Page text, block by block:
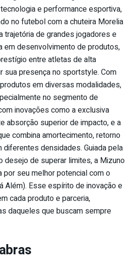
e performance esportiva,
no futebol com a chuteira Morelia
trajetória de grandes jogadores e
em desenvolvimento de produtos,
entre atletas de alta
sua presença no sportstyle. Com
em diversas modalidades,
no segmento de
inovações como a exclusiva
absorção superior de impacto, e a
combina amortecimento, retorno
densidades. Guiada pela
desejo de superar limites, a Mizuno
por seu melhor potencial com o
Além). Esse espírito de inovação e
cada produto e parceria,
daqueles que buscam sempre